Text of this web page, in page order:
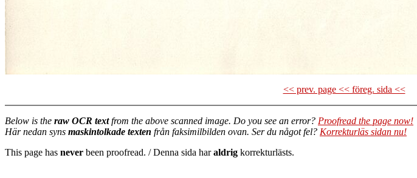
<< prev. page << föreg. sida <<
Below is the raw OCR textfrom the above scanned image. Do you see an error? Proofread the page now!
Här nedan syns maskintolkade texten från faksimilbilden ovan. Ser du något fel? Korrekturläs sidan nu!
This page has never been proofread. / Denna sida haraldrig korrekturlästs.